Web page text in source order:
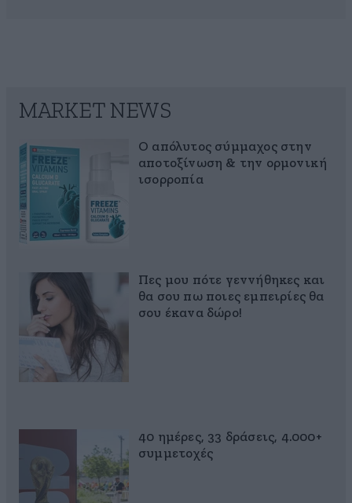
MARKET NEWS
Ο απόλυτος σύμμαχος στην
αποτοξίνωση & την ορμονική
ισορροπία
Πες μου πότε γεννήθηκες και
θα σου πω ποιες εμπειρίες θα
σου έκανα δώρο!
40 ημέρες, 33 δράσεις, 4.000+
συμμετοχές